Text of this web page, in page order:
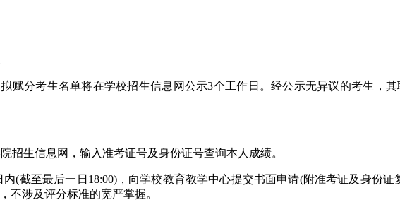
分考生名单将在学校招生信息网公示3个工作日。经公示无异议的考生，其
生信息网，输入准考证号及身份证号查询本人成绩。
至最后一日18:00)，向学校教育教学中心提交书面申请(附准考证及身份证
不涉及评分标准的宽严掌握。